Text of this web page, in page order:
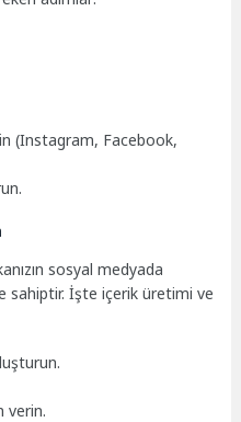
(Instagram, Facebook,
sosyal medyada
sahiptir. İşte içerik üretimi ve
verin.